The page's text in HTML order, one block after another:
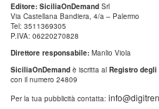
Editore: SiciliaOnDemand Srl
Via Castellana Bandiera, 4/a – Palermo
Tel: 3511369305
P.IVA: 06220270828
Direttore responsabile: Manlio Viola
SiciliaOnDemand è iscritta al Registro degli
con il numero 24809
Per la tua pubblicità contatta: